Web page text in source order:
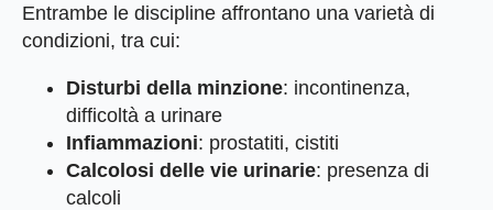
Entrambe le discipline affrontano una varietà di
condizioni, tra cui:
Disturbi della minzione: incontinenza,
difficoltà a urinare
Infiammazioni: prostatiti, cistiti
Calcolosi delle vie urinarie: presenza di
calcoli